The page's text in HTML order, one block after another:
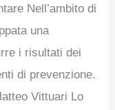
Nell’ambito di
una
i risultati dei
di prevenzione.
Vittuari Lo